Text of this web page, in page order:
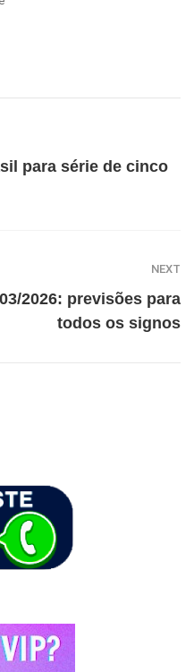
para série de cinco
NEXT
2026: previsões para
todos os signos